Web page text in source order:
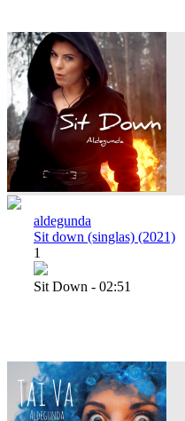
aldegunda
Sit down (singlas) (2021)
1
Sit Down - 02:51